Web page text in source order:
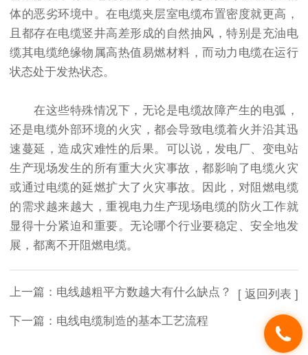
体的恶劣环境中。在电缆夹层室电缆布置密度就更高，
且都存在电缆竖井高差形成的自然抽风，特别是充油电
缆其电缆绝缘物属高热值易燃材料，而动力电缆在运行
状态处于发热状态。
在这些特殊情况下，无论是电缆故障产生的电弧，
还是电缆外部环境的火灾，都会导致电缆着火并沿其迅
速蔓延，造成灾难性的后果。可以说，发电厂、变电站
生产现场发生的所有重大火灾事故，都影响了电缆火灾
或通过电缆的延燃扩大了火灾事故。因此，对阻燃电缆
的需求越来越大，重视电力生产现场电缆的防火工作就
显得十分紧迫和重要。无论哪个行业要稳定、安全地发
展，都离不开阻燃电缆。
上一篇： 电线越粗平方数越大有什么缺点？
下一篇： 电线电缆制造的基本工艺流程
[ 返回列表 ]